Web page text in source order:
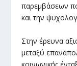
παρεμβάσεων
και την
Στην έρευνα
μεταξύ